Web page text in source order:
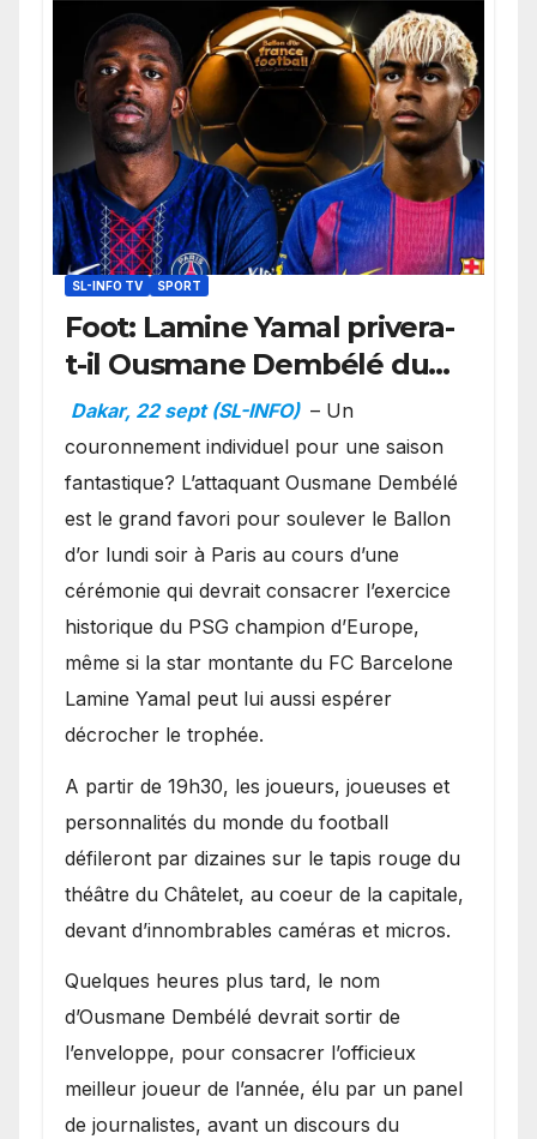
SL-INFO TV SPORT
Foot: Lamine Yamal privera-
t-il Ousmane Dembélé du
Ballon d’or ?
Dakar, 22 sept (SL-INFO) – Un
couronnement individuel pour une saison
fantastique? L’attaquant Ousmane Dembélé
est le grand favori pour soulever le Ballon
d’or lundi soir à Paris au cours d’une
cérémonie qui devrait consacrer l’exercice
historique du PSG champion d’Europe,
même si la star montante du FC Barcelone
Lamine Yamal peut lui aussi espérer
décrocher le trophée.
A partir de 19h30, les joueurs, joueuses et
personnalités du monde du football
défileront par dizaines sur le tapis rouge du
théâtre du Châtelet, au coeur de la capitale,
devant d’innombrables caméras et micros.
Quelques heures plus tard, le nom
d’Ousmane Dembélé devrait sortir de
l’enveloppe, pour consacrer l’officieux
meilleur joueur de l’année, élu par un panel
de journalistes, avant un discours du